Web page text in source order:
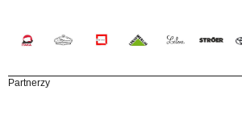
Partnerzy